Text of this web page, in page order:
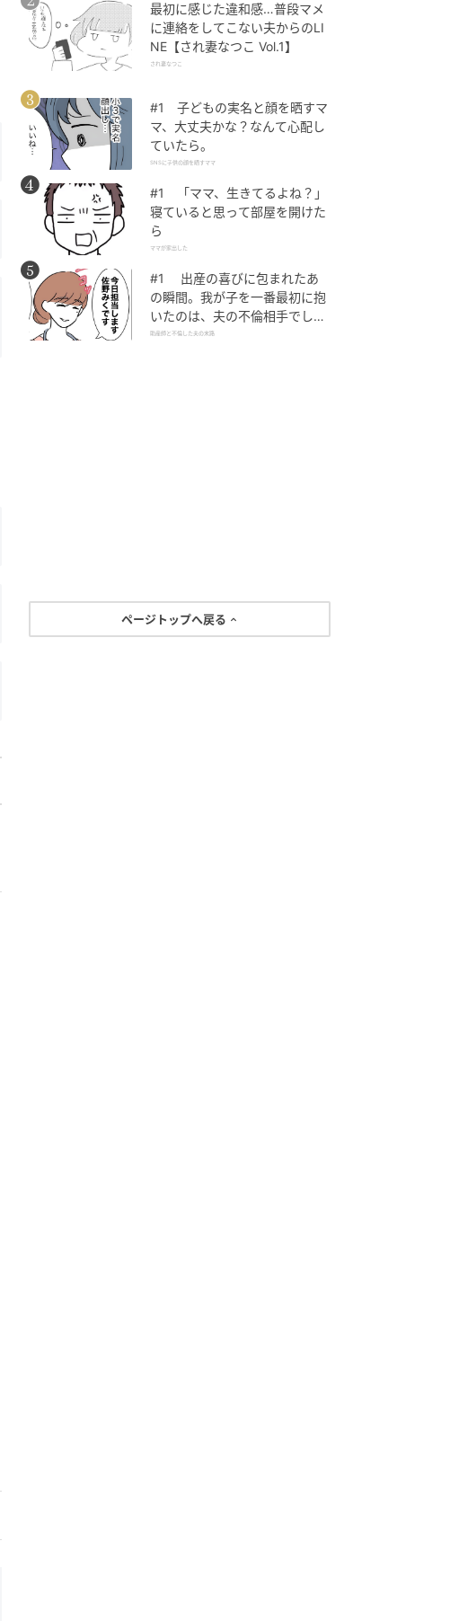
最初に感じた違和感…普段マメ
に連絡をしてこない夫からのLI
NE【され妻なつこ Vol.1】
され妻なつこ
#1 子どもの実名と顔を晒すマ
マ、大丈夫かな？なんて心配し
ていたら。
SNSに子供の顔を晒すママ
#1 「ママ、生きてるよね？」
寝ていると思って部屋を開けた
ら
ママが家出した
#1 出産の喜びに包まれたあ
の瞬間。我が子を一番最初に抱
いたのは、夫の不倫相手でし
た。
助産師と不倫した夫の末路
ページトップへ戻る